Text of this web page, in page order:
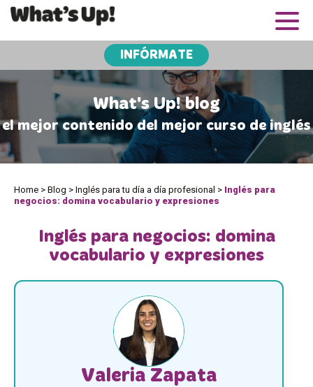
INFÓRMATE
What's Up! blog
el mejor contenido del mejor curso de inglés
Home > Blog > Inglés para tu día a día profesional > Inglés para
negocios: domina vocabulario y expresiones
Inglés para negocios: domina
vocabulario y expresiones
Valeria Zapata